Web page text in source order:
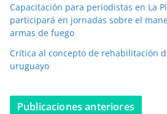
c
Capacitación para periodistas en La
participará en jornadas sobre el
armas de fuego
Crítica al concepto de rehabilitación
uruguayo
Publicaciones anteriores